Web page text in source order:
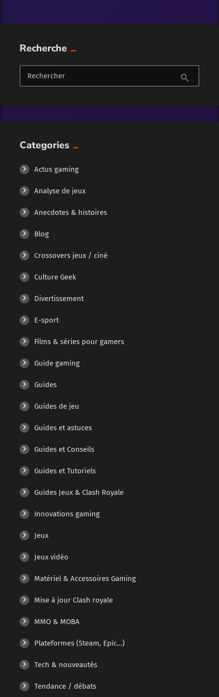
Recherche
Rechercher search
Categories
Actus gaming
Analyse de jeux
Anecdotes & histoires
Blog
Crossovers jeux / ciné
Culture Geek
Divertissement
E-sport
Films & séries pour gamers
Guide gaming
Guides
Guides de jeu
Guides et astuces
Guides et Conseils
Guides et Tutoriels
Guides Jeux & Clash Royale
Innovations gaming
Jeux
Jeux vidéo
Matériel & Accessoires Gaming
Mise à jour Clash royale
MMO & MOBA
Plateformes (Steam, Epic…)
Tech & nouveautés
Tendance / débats